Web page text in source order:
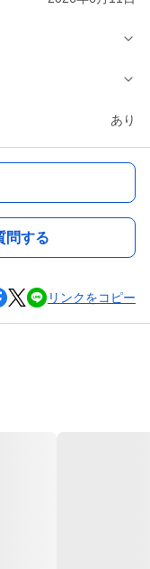
あり
問する
リンクをコピー